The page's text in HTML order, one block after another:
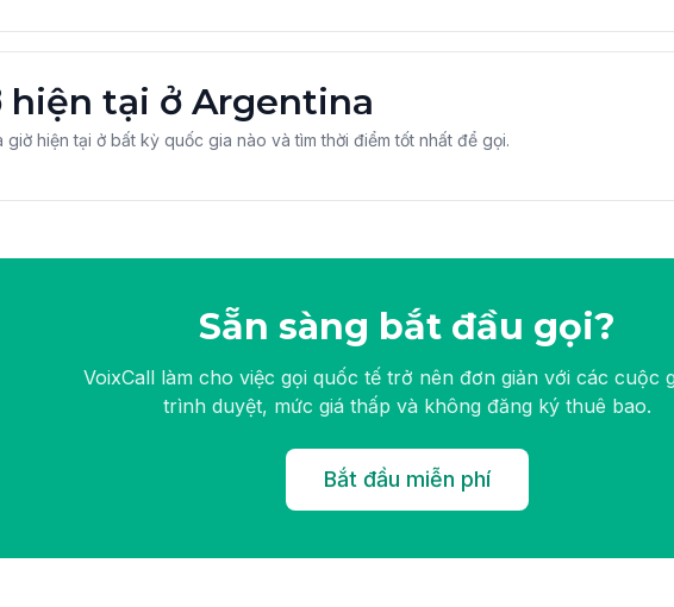
hiện tại ở Argentina
giờ hiện tại ở bất kỳ quốc gia nào và tìm thời điểm tốt nhất để gọi.
Sẵn sàng bắt đầu gọi?
VoixCall làm cho việc gọi quốc tế trở nên đơn giản với các cuộc
trình duyệt, mức giá thấp và không đăng ký thuê bao.
Bắt đầu miễn phí